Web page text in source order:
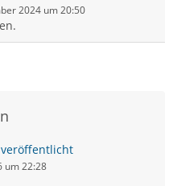
2024 um 20:50
um 22:28